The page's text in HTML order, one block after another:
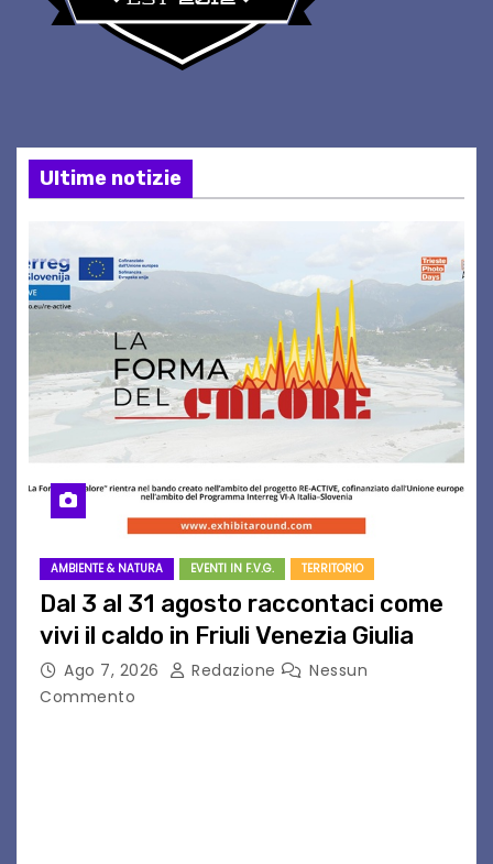
Ultime notizie
AMBIENTE & NATURA EVENTI IN F.V.G. TERRITORIO
Dal 3 al 31 agosto raccontaci come
vivi il caldo in Friuli Venezia Giulia
Ago 7, 2026 Redazione
Nessun
Commento